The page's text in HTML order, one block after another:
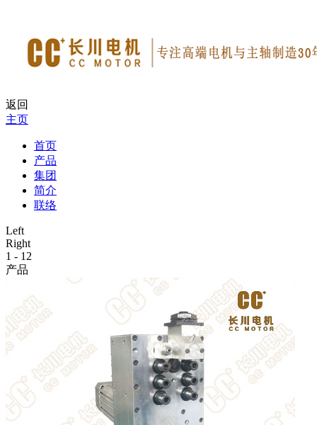
返回
主页
首页
产品
集团
简介
联络
Left
Right
1 - 12
产品